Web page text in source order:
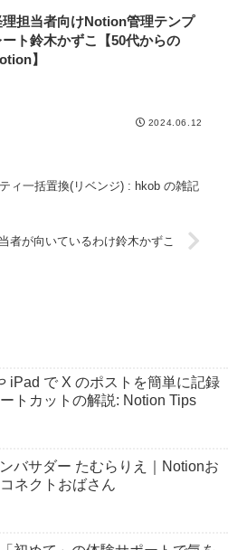
理担当者向けNotion管理テンプ
ート鈴木かずこ【50代からの
】
2024.06.12
ィ一括置換(リベンジ) : hkob の雑記
者が向いているわけ鈴木かずこ
iPad で X のポストを簡単に記録
トカットの解説: Notion Tips
バサダー たむらりえ｜Notionお
ネクトおばさん